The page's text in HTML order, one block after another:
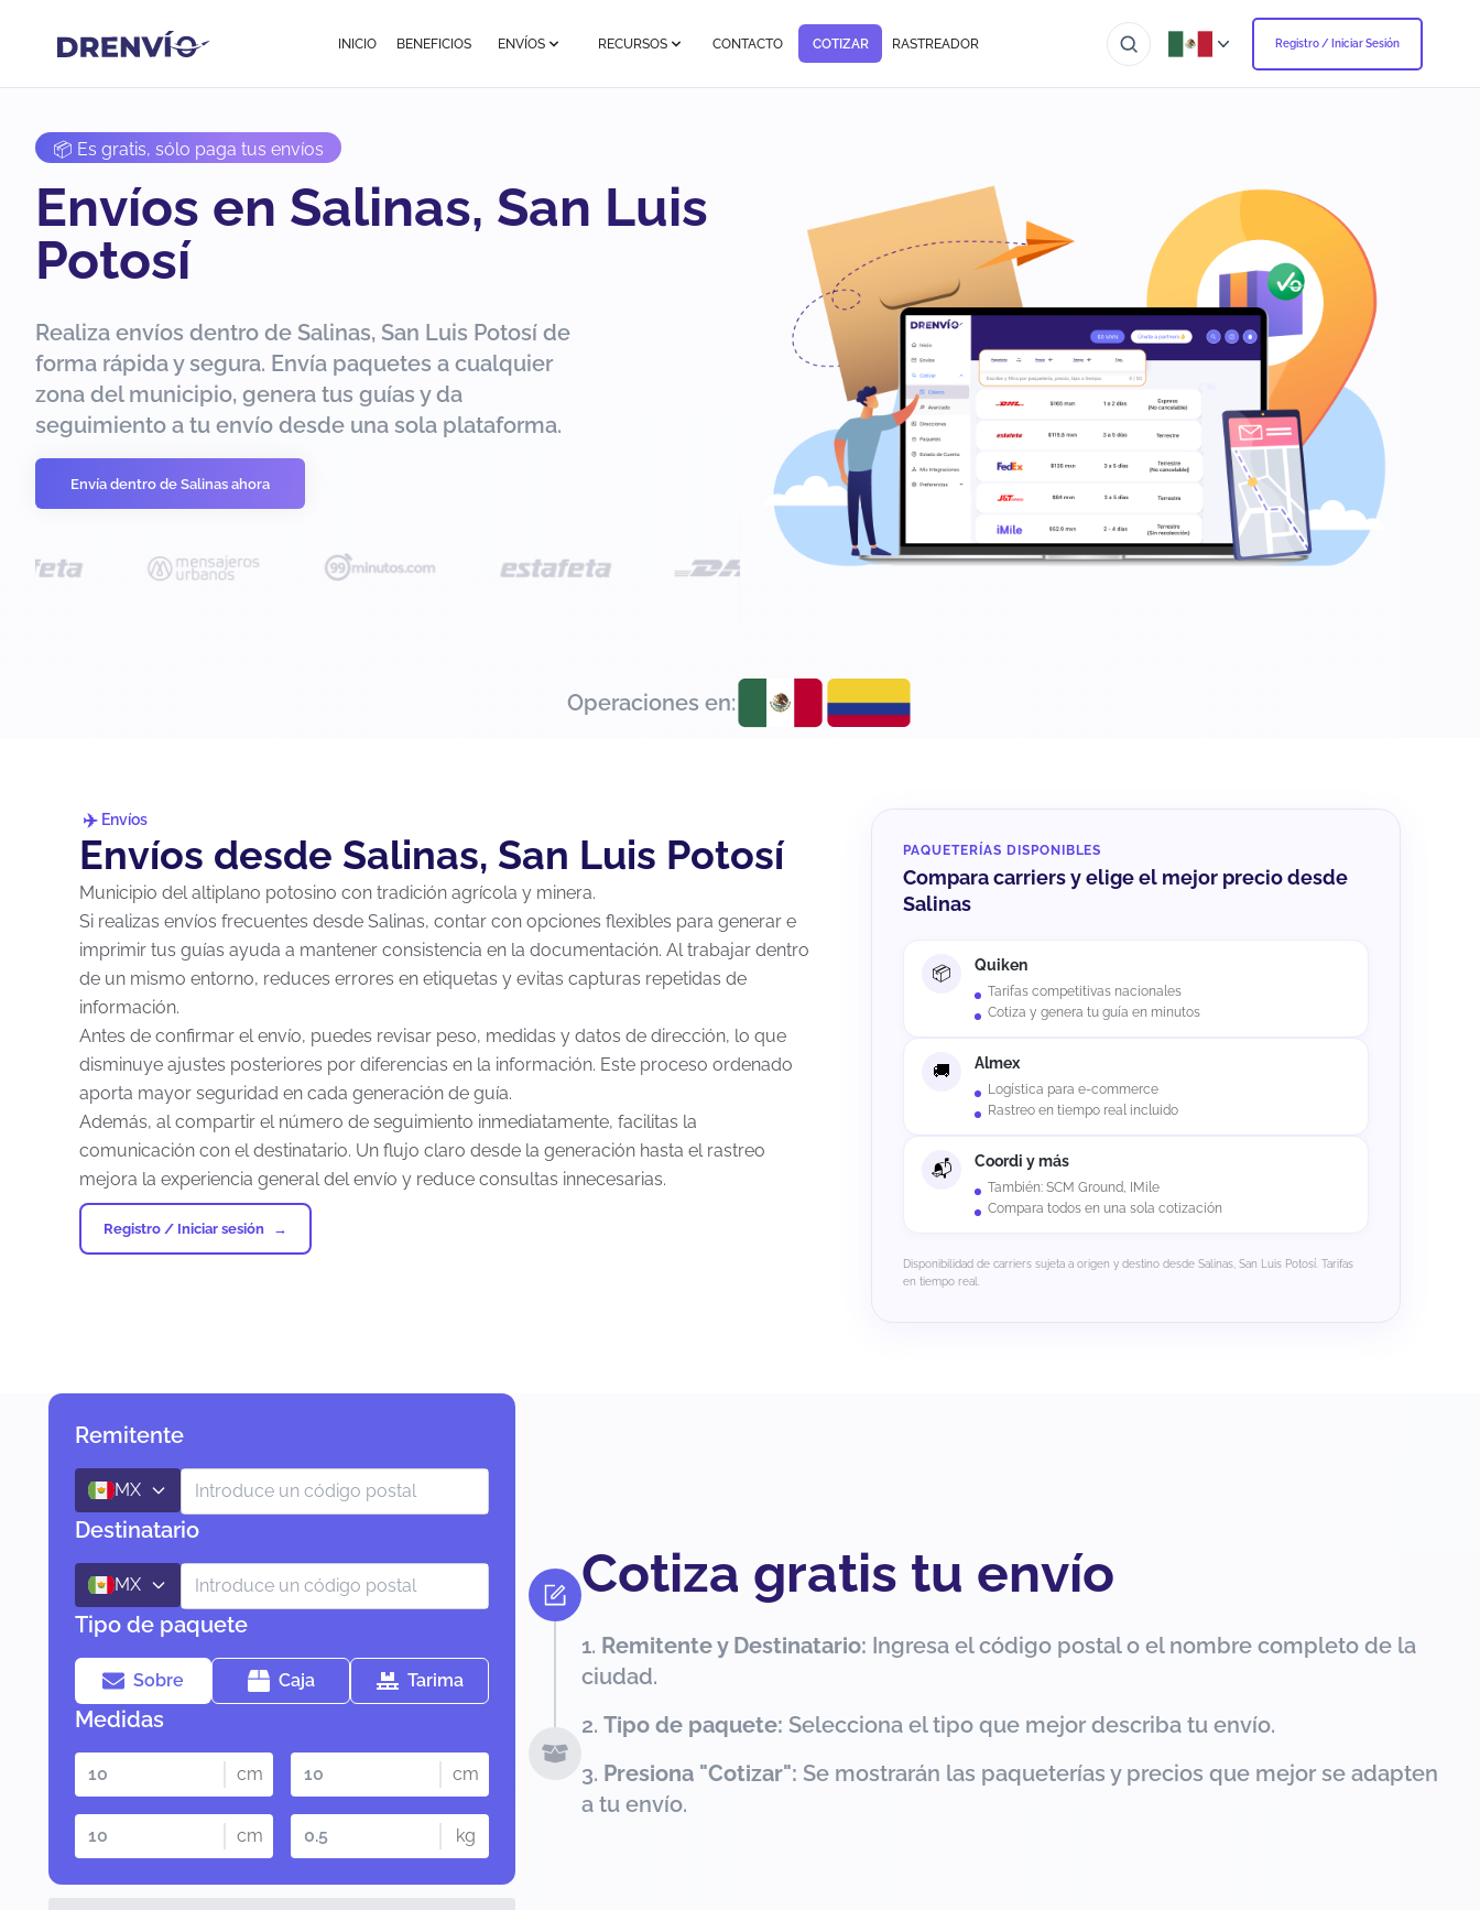
INICIO BENEFICIOS ENVÍOS RECURSOS CONTACTO COTIZAR RASTREADOR Registro / Iniciar Sesión
📦 Es gratis, sólo paga tus envíos
Envíos en Salinas, San Luis
Potosí
Realiza envíos dentro de Salinas, San Luis Potosí de
forma rápida y segura. Envía paquetes a cualquier
zona del municipio, genera tus guías y da
seguimiento a tu envío desde una sola plataforma.
Envía dentro de Salinas ahora
Operaciones en:
Envíos
Envíos desde Salinas, San Luis Potosí
Municipio del altiplano potosino con tradición agrícola y minera.
Si realizas envíos frecuentes desde Salinas, contar con opciones flexibles para generar e
imprimir tus guías ayuda a mantener consistencia en la documentación. Al trabajar dentro
de un mismo entorno, reduces errores en etiquetas y evitas capturas repetidas de
información.
Antes de confirmar el envío, puedes revisar peso, medidas y datos de dirección, lo que
disminuye ajustes posteriores por diferencias en la información. Este proceso ordenado
aporta mayor seguridad en cada generación de guía.
Además, al compartir el número de seguimiento inmediatamente, facilitas la
comunicación con el destinatario. Un flujo claro desde la generación hasta el rastreo
mejora la experiencia general del envío y reduce consultas innecesarias.
Registro / Iniciar sesión
PAQUETERÍAS DISPONIBLES
Compara carriers y elige el mejor precio desde
Salinas
Quiken
Tarifas competitivas nacionales
Cotiza y genera tu guía en minutos
Almex
Logística para e-commerce
Rastreo en tiempo real incluido
Coordi y más
También: SCM Ground, IMile
Compara todos en una sola cotización
Disponibilidad de carriers sujeta a origen y destino desde Salinas, San Luis Potosí. Tarifas
en tiempo real.
Remitente
MX
Destinatario
MX
Tipo de paquete
Sobre Caja Tarima
Medidas
cm cm
cm kg
Cotiza gratis tu envío
Remitente y Destinatario: Ingresa el código postal o el nombre completo de la
ciudad.
Tipo de paquete: Selecciona el tipo que mejor describa tu envío.
Presiona "Cotizar": Se mostrarán las paqueterías y precios que mejor se adapten
a tu envío.